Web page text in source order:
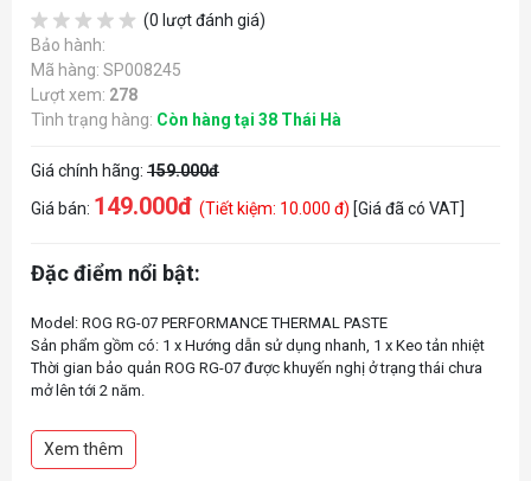
(0 lượt đánh giá)
Bảo hành:
Mã hàng: SP008245
Lượt xem: 278
Tình trạng hàng: Còn hàng tại 38 Thái Hà
Giá chính hãng: 159.000đ
Giá bán: 149.000đ (Tiết kiệm: 10.000 đ) [Giá đã có VAT]
Đặc điểm nổi bật:
Model: ROG RG-07 PERFORMANCE THERMAL PASTE
Sản phẩm gồm có: 1 x Hướng dẫn sử dụng nhanh, 1 x Keo tản nhiệt
Thời gian bảo quản ROG RG-07 được khuyến nghị ở trạng thái chưa
mở lên tới 2 năm.
Xem thêm